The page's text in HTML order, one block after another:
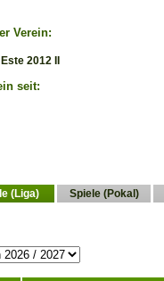
Verein:
2012 II
seit:
(Liga) Spiele (Pokal)